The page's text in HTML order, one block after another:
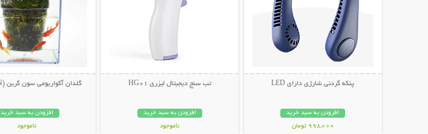
پنکه گردنی شارژی دارای LED
افزودن به سبد خرید
998,000 تومان
تب سنج دیجیتال لیزری HG01
افزودن به سبد خرید
ناموجود
گلدان آکواریومی سون گرین (7GREEN)
افزودن به سبد خرید
ناموجود